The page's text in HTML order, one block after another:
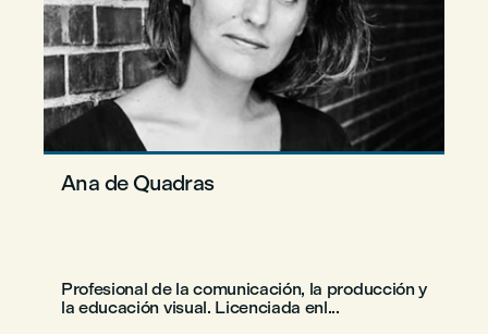
Ana de Quadras
Profesional de la comunicación, la producción y
la educación visual. Licenciada enl...